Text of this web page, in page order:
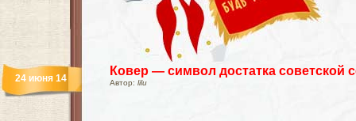
Ковер — символ достатка советской
Автор: lilu
24 июня 14